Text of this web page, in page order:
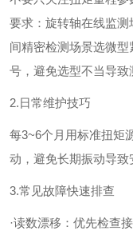
要求：旋转轴在线监
间精密检测场景选微
号，避免选型不当导致
2.日常维护技巧
每3~6个月用标准扭矩
动，避免长期振动导致
3.常见故障快速排查
·读数漂移：优先检查